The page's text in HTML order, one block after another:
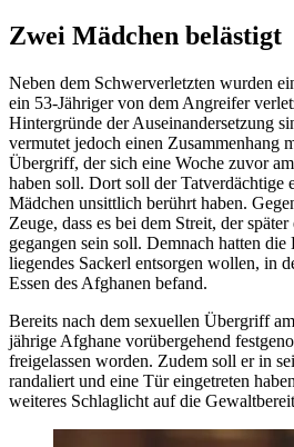
Zwei Mädchen belästigt
Neben dem Schwerverletzten wurden
ein 53-Jähriger von dem Angreifer
Hintergründe der Auseinandersetzung
vermutet jedoch einen Zusammenhang
Übergriff, der sich eine Woche zuvor
haben soll. Dort soll der Tatverdächtige
Mädchen unsittlich berührt haben.
Zeuge, dass es bei dem Streit, der
gegangen sein soll. Demnach hatten
liegendes Sackerl entsorgen wollen, in
Essen des Afghanen befand.
Bereits nach dem sexuellen Übergriff
jährige Afghane vorübergehend
freigelassen worden. Zudem soll er in
randaliert und eine Tür eingetreten
weiteres Schlaglicht auf die